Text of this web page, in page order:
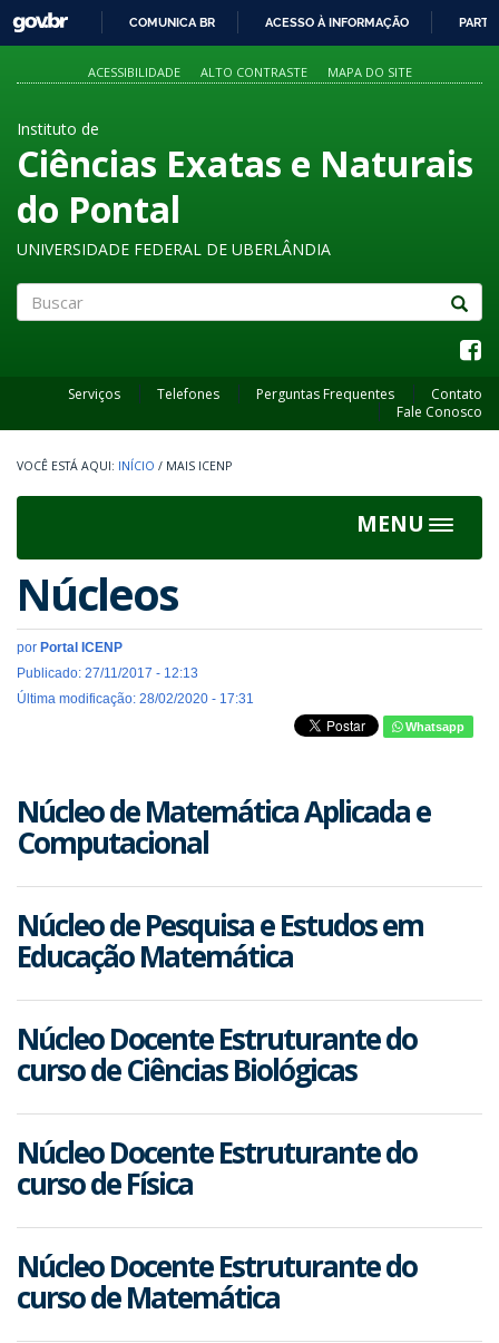
PARA
O
GOVBR
COMUNICA BR ACESSO À INFORMAÇÃO
ACESSIBILIDADE ALTO CONTRASTE MAPA DO SITE
Instituto de
Ciências Exatas e Naturais
do Pontal
UNIVERSIDADE FEDERAL DE UBERLÂNDIA
Serviços Telefones Perguntas Frequentes
Contato
Fale Conosco
INÍCIO / MAIS ICENP
MENU
Toggle
Núcleos
por Portal ICENP
Publicado: 27/11/2017 - 12:13
Última modificação: 28/02/2020 - 17:31
Whatsapp
Núcleo de Matemática Aplicada e
Computacional
Núcleo de Pesquisa e Estudos em
Educação Matemática
Núcleo Docente Estruturante do
curso de Ciências Biológicas
Núcleo Docente Estruturante do
curso de Física
Núcleo Docente Estruturante do
curso de Matemática